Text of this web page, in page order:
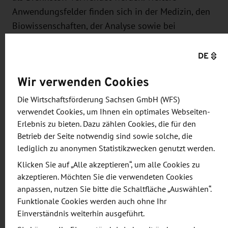
Anwendungsfelder finden sich in der Medizin, den
Biowissenschaften, der Analyse sowie bei
die Gruppen von Prof. Stefan Kaskel und Prof.
Thomas Heine von der TU Dresden gemeinsam mit
Dr. Michael Hirscher vom Max-Planck-Institut für
Intelligente Systeme Stuttgart nun einen
neuartigen Trennungsmechanismus für die
Wasserstoffisotope entwickelt, der auf dem an der
TU Dresden entwickelten flexiblen
metallorganischen Gerüst „DUT-8“ beruht. „Unser
Material ermöglicht eine Trennung von
gasförmigem Deuterium D
2 von Wasserstoff H
DE
Wir verwenden Cookies
Die Wirtschaftsförderung Sachsen GmbH (WFS)
verwendet Cookies, um Ihnen ein optimales Webseiten-
Erlebnis zu bieten. Dazu zählen Cookies, die für den
Betrieb der Seite notwendig sind sowie solche, die
lediglich zu anonymen Statistikzwecken genutzt werden.
Klicken Sie auf „Alle akzeptieren“, um alle Cookies zu
akzeptieren. Möchten Sie die verwendeten Cookies
anpassen, nutzen Sie bitte die Schaltfläche „Auswählen“.
Funktionale Cookies werden auch ohne Ihr
Einverständnis weiterhin ausgeführt.